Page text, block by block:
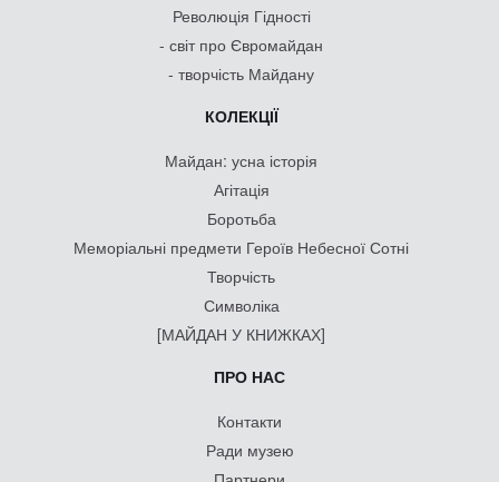
Революція Гідності
- світ про Євромайдан
- творчість Майдану
КОЛЕКЦІЇ
Майдан: усна історія
Агітація
Боротьба
Меморіальні предмети Героїв Небесної Сотні
Творчість
Символіка
[МАЙДАН У КНИЖКАХ]
ПРО НАС
Контакти
Ради музею